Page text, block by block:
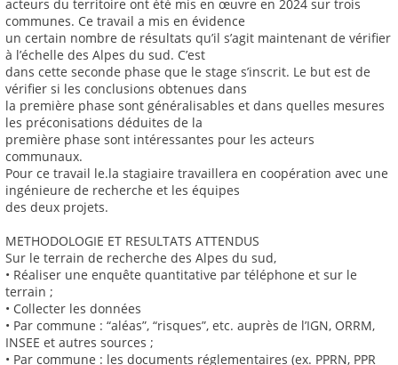
acteurs du territoire ont été mis en œuvre en 2024 sur trois
communes. Ce travail a mis en évidence
un certain nombre de résultats qu’il s’agit maintenant de vérifier
à l’échelle des Alpes du sud. C’est
dans cette seconde phase que le stage s’inscrit. Le but est de
vérifier si les conclusions obtenues dans
la première phase sont généralisables et dans quelles mesures
les préconisations déduites de la
première phase sont intéressantes pour les acteurs
communaux.
Pour ce travail le.la stagiaire travaillera en coopération avec une
ingénieure de recherche et les équipes
des deux projets.
METHODOLOGIE ET RESULTATS ATTENDUS
Sur le terrain de recherche des Alpes du sud,
• Réaliser une enquête quantitative par téléphone et sur le
terrain ;
• Collecter les données
• Par commune : “aléas”, “risques”, etc. auprès de l’IGN, ORRM,
INSEE et autres sources ;
• Par commune : les documents réglementaires (ex. PPRN, PPR